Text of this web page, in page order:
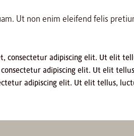
Ut non enim eleifend felis
consectetur adipiscing elit. Ut elit
adipiscing elit. Ut elit
adipiscing elit. Ut elit tellus,